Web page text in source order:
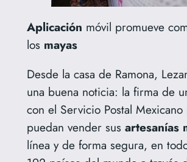
Aplicación móvil promueve
los mayas
Desde la casa de Ramona,
una buena noticia: la firma de
con el Servicio Postal
puedan vender sus artesanías
línea y de forma segura, en